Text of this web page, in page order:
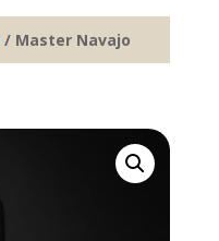
/ Master Navajo